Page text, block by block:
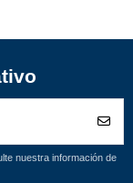
nuestra información de